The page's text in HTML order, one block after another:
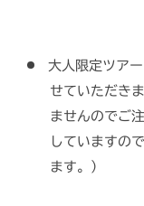
大人限定ツア
せていただき
ませんのでご
していますの
ます。）